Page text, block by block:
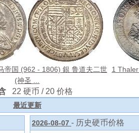
帝国 (962 - 1806) 銀 鲁道夫二世
(神圣 ...
22 硬币 / 20 价格
1
最近更新
2026-08-07 - 历史硬币价格